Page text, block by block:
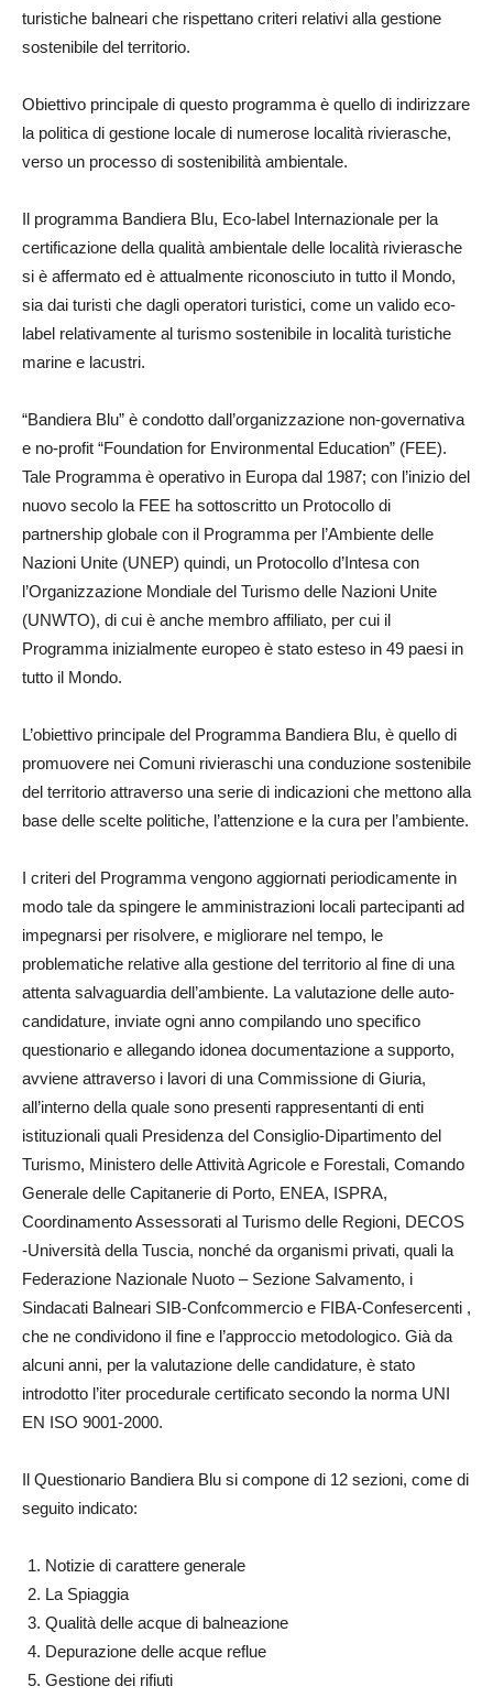
turistiche balneari che rispettano criteri relativi alla gestione
sostenibile del territorio.
Obiettivo principale di questo programma è quello di indirizzare
la politica di gestione locale di numerose località rivierasche,
verso un processo di sostenibilità ambientale.
Il programma Bandiera Blu, Eco-label Internazionale per la
certificazione della qualità ambientale delle località rivierasche
si è affermato ed è attualmente riconosciuto in tutto il Mondo,
sia dai turisti che dagli operatori turistici, come un valido eco-
label relativamente al turismo sostenibile in località turistiche
marine e lacustri.
“Bandiera Blu” è condotto dall’organizzazione non-governativa
e no-profit “Foundation for Environmental Education” (FEE).
Tale Programma è operativo in Europa dal 1987; con l’inizio del
nuovo secolo la FEE ha sottoscritto un Protocollo di
partnership globale con il Programma per l’Ambiente delle
Nazioni Unite (UNEP) quindi, un Protocollo d’Intesa con
l’Organizzazione Mondiale del Turismo delle Nazioni Unite
(UNWTO), di cui è anche membro affiliato, per cui il
Programma inizialmente europeo è stato esteso in 49 paesi in
tutto il Mondo.
L’obiettivo principale del Programma Bandiera Blu, è quello di
promuovere nei Comuni rivieraschi una conduzione sostenibile
del territorio attraverso una serie di indicazioni che mettono alla
base delle scelte politiche, l’attenzione e la cura per l’ambiente.
I criteri del Programma vengono aggiornati periodicamente in
modo tale da spingere le amministrazioni locali partecipanti ad
impegnarsi per risolvere, e migliorare nel tempo, le
problematiche relative alla gestione del territorio al fine di una
attenta salvaguardia dell’ambiente. La valutazione delle auto-
candidature, inviate ogni anno compilando uno specifico
questionario e allegando idonea documentazione a supporto,
avviene attraverso i lavori di una Commissione di Giuria,
all’interno della quale sono presenti rappresentanti di enti
istituzionali quali Presidenza del Consiglio-Dipartimento del
Turismo, Ministero delle Attività Agricole e Forestali, Comando
Generale delle Capitanerie di Porto, ENEA, ISPRA,
Coordinamento Assessorati al Turismo delle Regioni, DECOS
-Università della Tuscia, nonché da organismi privati, quali la
Federazione Nazionale Nuoto – Sezione Salvamento, i
Sindacati Balneari SIB-Confcommercio e FIBA-Confesercenti ,
che ne condividono il fine e l’approccio metodologico. Già da
alcuni anni, per la valutazione delle candidature, è stato
introdotto l’iter procedurale certificato secondo la norma UNI
EN ISO 9001-2000.
Il Questionario Bandiera Blu si compone di 12 sezioni, come di
seguito indicato:
Notizie di carattere generale
La Spiaggia
Qualità delle acque di balneazione
Depurazione delle acque reflue
Gestione dei rifiuti